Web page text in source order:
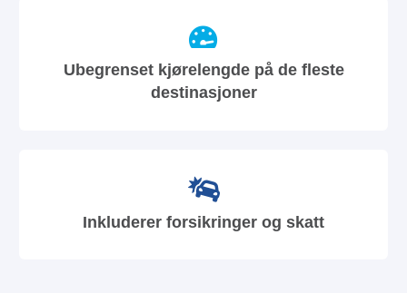
Ubegrenset kjørelengde på de fleste
destinasjoner
Inkluderer forsikringer og skatt